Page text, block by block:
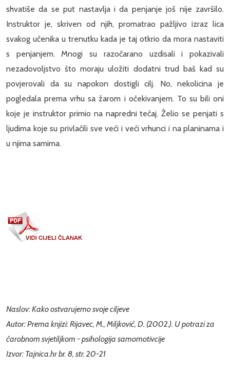
shvatiše da se put nastavlja i da penjanje još nije završilo.
Instruktor je, skriven od njih, promatrao pažljivo izraz lica
svakog učenika u trenutku kada je taj otkrio da mora nastaviti
s penjanjem. Mnogi su razočarano uzdisali i pokazivali
nezadovoljstvo što moraju uložiti dodatni trud baš kad su
povjerovali da su napokon dostigli cilj. No, nekolicina je
pogledala prema vrhu sa žarom i očekivanjem. To su bili oni
koje je instruktor primio na napredni tečaj. Želio se penjati s
ljudima koje su privlačili sve veći i veći vrhunci i na planinama i
u njima samima.
Naslov: Kako ostvarujemo svoje ciljeve
Autor: Prema knjizi: Rijavec, M., Miljković, D. (2002.). U potrazi za
čarobnom svjetiljkom - psihologija samomotivcije
Izvor: Tajnica.hr br. 8, str. 20-21